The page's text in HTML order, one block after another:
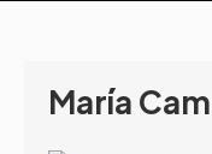
María